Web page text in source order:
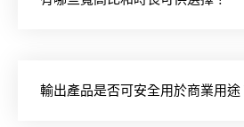
輸出產品是否可安全用於商業用途